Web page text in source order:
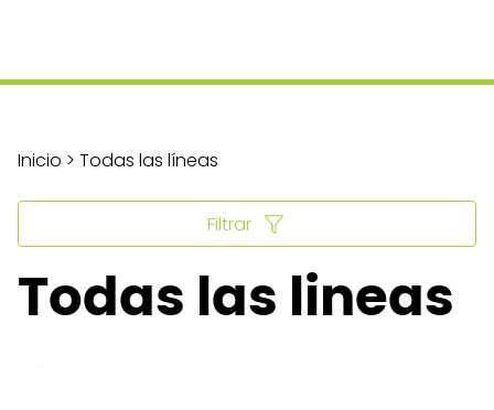
Todas las lineas
Inicio > Todas las líneas
Filtrar